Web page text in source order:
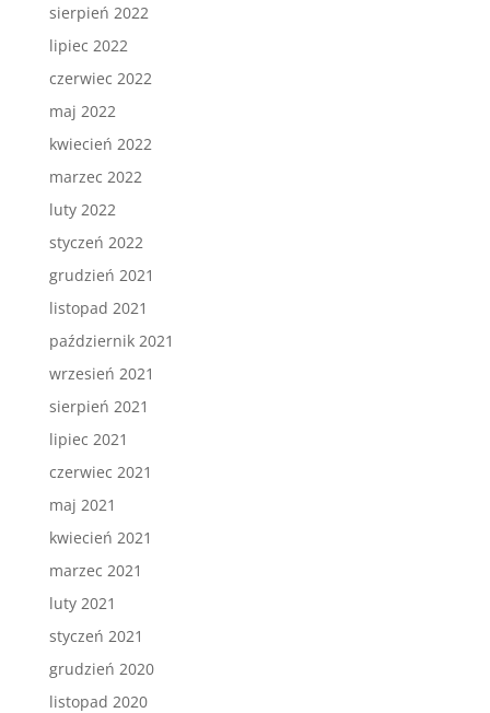
sierpień 2022
lipiec 2022
czerwiec 2022
maj 2022
kwiecień 2022
marzec 2022
luty 2022
styczeń 2022
grudzień 2021
listopad 2021
październik 2021
wrzesień 2021
sierpień 2021
lipiec 2021
czerwiec 2021
maj 2021
kwiecień 2021
marzec 2021
luty 2021
styczeń 2021
grudzień 2020
listopad 2020